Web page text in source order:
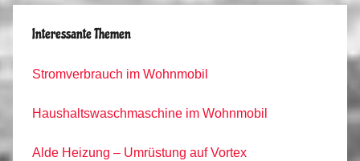
Interessante Themen
Stromverbrauch im Wohnmobil
Haushaltswaschmaschine im Wohnmobil
Alde Heizung – Umrüstung auf Vortex